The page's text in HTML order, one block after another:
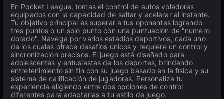
En Pocket League, tomas el control de autos voladores
equipados con la capacidad de saltar y acelerar al instante.
Tu objetivo principal es superar a tus oponentes logrando
tres puntos o un solo punto con una puntuación de "número
dorado". Navega por varios estadios deportivos, cada uno
de los cuales ofrece desafíos únicos y requiere un control y
sincronización precisos. El juego está diseñado para
adolescentes y entusiastas de los deportes, brindando
entretenimiento sin fin con su juego basado en la física y su
sistema de calificación de jugadores. Personaliza tu
experiencia eligiendo entre dos opciones de control
diferentes para adaptarlas a tu estilo de juego.